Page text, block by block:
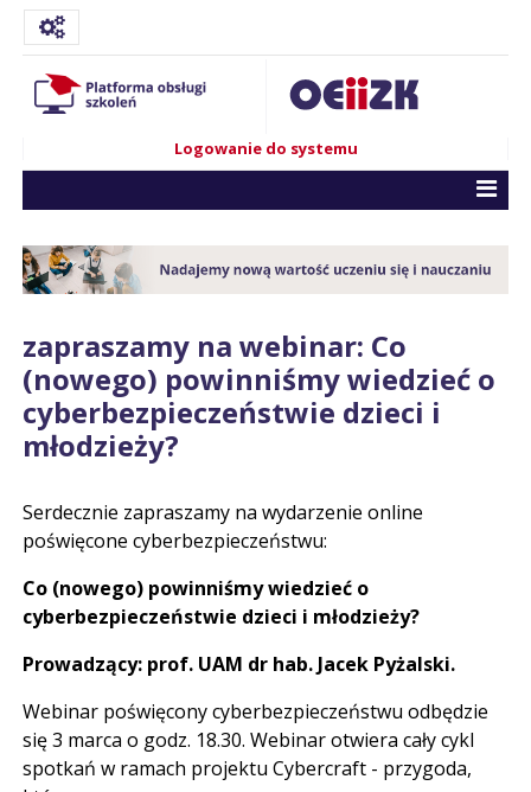
Logowanie do systemu
zapraszamy na webinar: Co
(nowego) powinniśmy wiedzieć o
cyberbezpieczeństwie dzieci i
młodzieży?
Serdecznie zapraszamy na wydarzenie online
poświęcone cyberbezpieczeństwu:
Co (nowego) powinniśmy wiedzieć o
cyberbezpieczeństwie dzieci i młodzieży?
Prowadzący: prof. UAM dr hab. Jacek Pyżalski.
Webinar poświęcony cyberbezpieczeństwu odbędzie
się 3 marca o godz. 18.30. Webinar otwiera cały cykl
spotkań w ramach projektu Cybercraft - przygoda,